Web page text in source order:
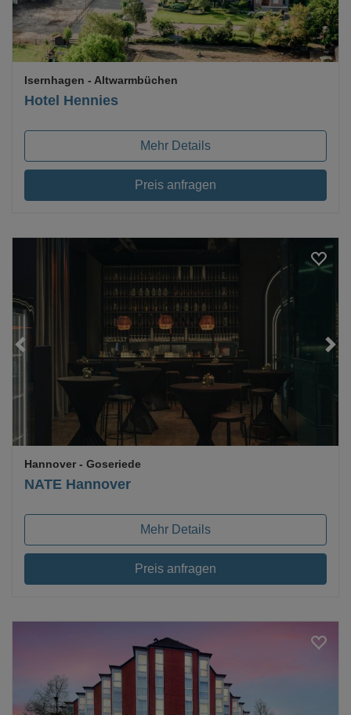
Hotel Hennies
Isernhagen - Altwarmbüchen
Mehr Details
Preis anfragen
Loading...
NATE Hannover
Hannover - Goseriede
Mehr Details
Preis anfragen